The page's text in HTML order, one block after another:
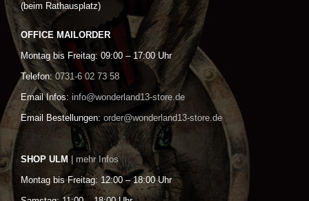
(beim Rathausplatz)
OFFICE MAILORDER
Montag bis Freitag: 09:00 – 17:00 Uhr
Telefon: 0731-6 02 73 58
Email Infos: info@wonderland13-store.de
Email Bestellungen: order@wonderland13-store.de
SHOP ULM | mehr Infos
Montag bis Freitag: 12:00 – 18:00 Uhr